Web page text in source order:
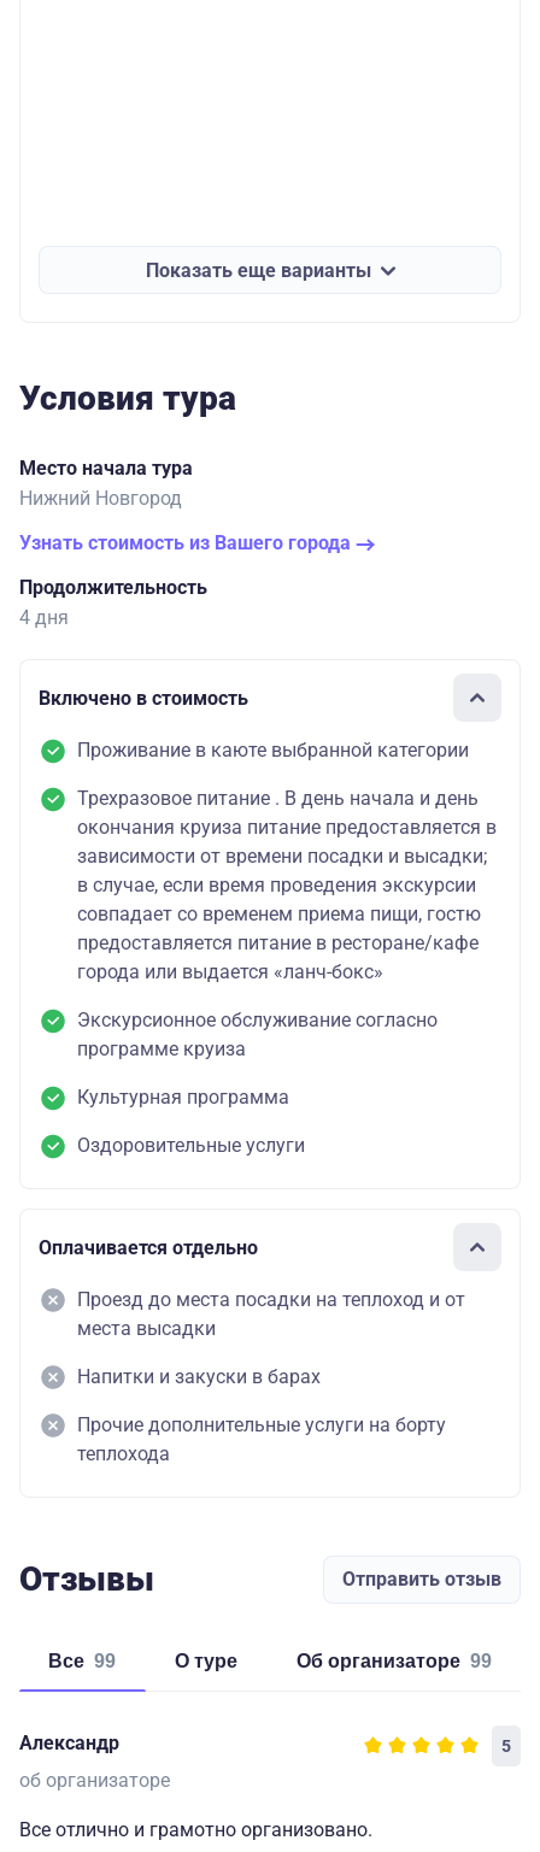
Показать еще варианты
Условия тура
Место начала тура
Нижний Новгород
Узнать стоимость из Вашего города
Продолжительность
4 дня
Включено в стоимость
Проживание в каюте выбранной категории
Трехразовое питание . В день начала и день
окончания круиза питание предоставляется в
зависимости от времени посадки и высадки;
в случае, если время проведения экскурсии
совпадает со временем приема пищи, гостю
предоставляется питание в ресторане/кафе
города или выдается «ланч-бокс»
Экскурсионное обслуживание согласно
программе круиза
Культурная программа
Оздоровительные услуги
Оплачивается отдельно
Проезд до места посадки на теплоход и от
места высадки
Напитки и закуски в барах
Прочие дополнительные услуги на борту
теплохода
Отзывы Отправить отзыв
Все 99 о туре об организаторе 99
Александр 5
об организаторе
Все отлично и грамотно организовано.